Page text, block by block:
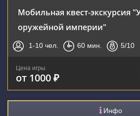
Мобильная квест-экскурсия
оружейной империи"
1-10 чел. 60 мин. 5/10
Цена игры
от 1000 ₽
Инфо